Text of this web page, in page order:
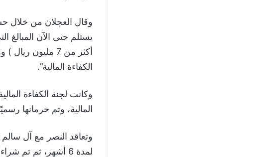
وقال العجلان من خلال
يستلم حتى الآن المبالغ
أكثر من 7
الكفاءة المالية”.
المالية، وتم حرمانها
لمدة 6 أشهر، ثم تم